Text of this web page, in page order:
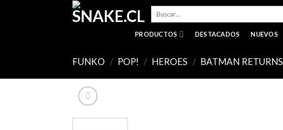
Buscar
PRODUCTOS DESTACADOS NUEVOS
FUNKO / POP! / HEROES / BATMAN RETURNS